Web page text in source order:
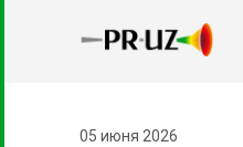
05 июня 2026